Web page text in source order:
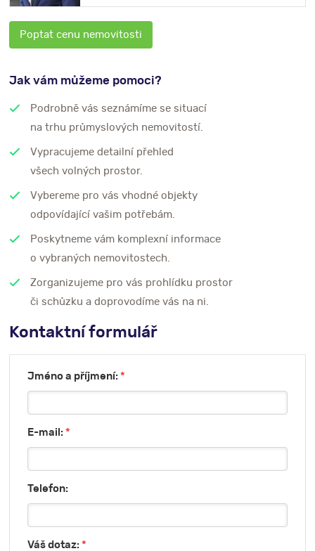
Poptat cenu nemovitosti
Jak vám můžeme pomoci?
Podrobně vás seznámíme se situací
na trhu průmyslových nemovitostí.
Vypracujeme detailní přehled
všech volných prostor.
Vybereme pro vás vhodné objekty
odpovídající vašim potřebám.
Poskytneme vám komplexní informace
o vybraných nemovitostech.
Zorganizujeme pro vás prohlídku prostor
či schůzku a doprovodíme vás na ni.
Kontaktní formulář
Jméno a příjmení:*
E-mail:*
Telefon:
Váš dotaz:*